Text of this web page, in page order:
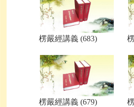
楞嚴經講義 (683)
楞嚴經講義 (679)